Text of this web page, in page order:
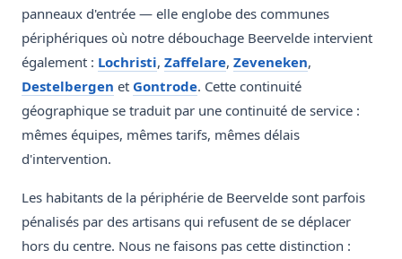
panneaux d'entrée — elle englobe des communes
périphériques où notre débouchage Beervelde intervient
également : Lochristi, Zaffelare, Zeveneken,
Destelbergen et Gontrode. Cette continuité
géographique se traduit par une continuité de service :
mêmes équipes, mêmes tarifs, mêmes délais
d'intervention.
Les habitants de la périphérie de Beervelde sont parfois
pénalisés par des artisans qui refusent de se déplacer
hors du centre. Nous ne faisons pas cette distinction :